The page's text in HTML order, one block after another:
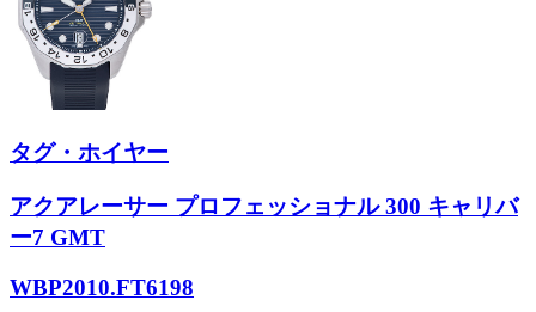
タグ・ホイヤー
アクアレーサー プロフェッショナル 300 キャリバ
ー7 GMT
WBP2010.FT6198